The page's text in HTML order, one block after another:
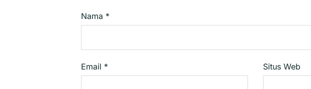
Nama *
Email * Situs Web